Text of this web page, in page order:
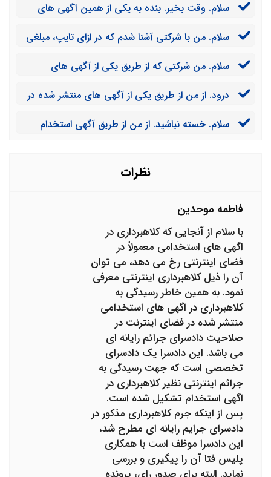
سلام. وقت بخیر. بنده به یکی از همین آگهی های
بایستی به طور رایگان کار کنم. آیا امکان دارد کلاهبرداری
سلام. من با شرکتی آشنا شدم که در ازای تایپ، مبلغی
گرفته شد که اکنون پس داده نمی شود. آیا می توانم شکایت
سلام. من شرکتی که از طریق یکی از آگهی های
حال بعد از دو سال مشخص شده این شرکت کلاهبردار بوده
درود. از من از طریق یکی از آگهی های منتشر شده در
شکایت کنم؟
سلام. خسته نباشید. از من از طریق آگهی استخدام
نظرات
فاطمه موحدین
با سلام از آنجایی که کلاهبرداری در
اگهی های استخدامی معمولاً در
فضای اینترنتی رخ می دهد، می توان
آن را ذیل کلاهبرداری اینترنتی معرفی
نمود. به همین خاطر رسیدگی به
کلاهبرداری در اگهی های استخدامی
منتشر شده در فضای اینترنت در
صلاحیت دادسرای جرائم رایانه ای
می باشد. این دادسرا یک دادسرای
تخصصی است که جهت رسیدگی به
جرائم اینترنتی نظیر کلاهبرداری در
اگهی استخدام تشکیل شده است.
پس از اینکه جرم کلاهبرداری مذکور در
دادسرای جرایم رایانه ای مطرح شد،
این دادسرا موظف است با همکاری
پلیس فتا آن را پیگیری و بررسی